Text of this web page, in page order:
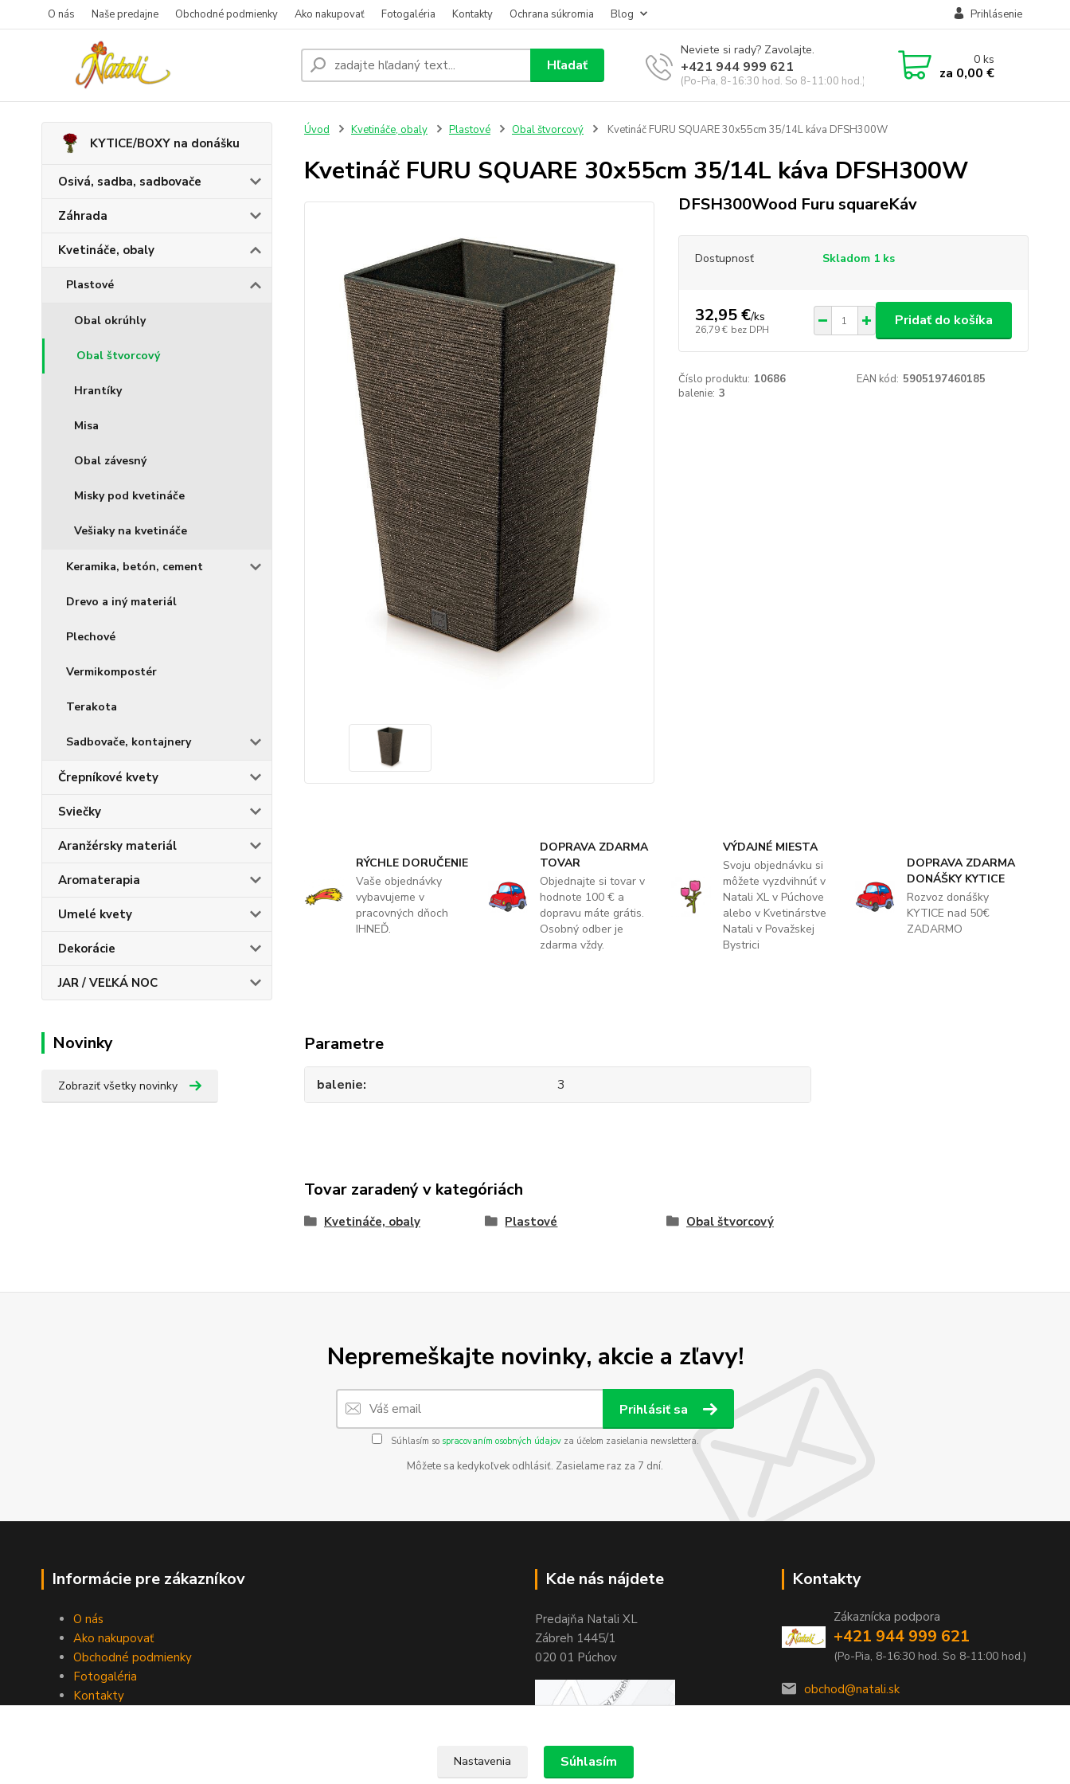
O nás Naše predajne Obchodné podmienky Ako nakupovať Fotogaléria Kontakty Ochrana súkromia Blog Prihlásenie
Hľadať
Neviete si rady? Zavolajte.
+421 944 999 621
(Po-Pia, 8-16:30 hod. So 8-11:00 hod.)
0ks
za 0,00 €
KYTICE/BOXY na donášku
Osivá, sadba, sadbovače
Záhrada
Kvetináče, obaly
Plastové
Obal okrúhly
Obal štvorcový
Hrantíky
Misa
Obal závesný
Misky pod kvetináče
Vešiaky na kvetináče
Keramika, betón, cement
Drevo a iný materiál
Plechové
Vermikompostér
Terakota
Sadbovače, kontajnery
Črepníkové kvety
Sviečky
Aranžérsky materiál
Aromaterapia
Umelé kvety
Dekorácie
JAR / VEĽKÁ NOC
Novinky
Zobraziť všetky novinky
Úvod Kvetináče, obaly Plastové Obal štvorcový Kvetináč FURU SQUARE 30x55cm 35/14L káva DFSH300W
Kvetináč FURU SQUARE 30x55cm 35/14L káva DFSH300W
DFSH300Wood Furu squareKáv
Dostupnosť Skladom 1 ks
32,95 €/ks
26,79 € bez DPH
Pridať do košíka
Číslo produktu: 10686 EAN kód: 5905197460185
balenie: 3
RÝCHLE DORUČENIE
Vaše objednávky
vybavujeme v
pracovných dňoch
IHNEĎ.
DOPRAVA ZDARMA
TOVAR
Objednajte si tovar v
hodnote 100 € a
dopravu máte grátis.
Osobný odber je
zdarma vždy.
VÝDAJNÉ MIESTA
Svoju objednávku si
môžete vyzdvihnúť v
Natali XL v Púchove
alebo v Kvetinárstve
Natali v Považskej
Bystrici
DOPRAVA ZDARMA
DONÁŠKY KYTICE
Rozvoz donášky
KYTICE nad 50€
ZADARMO
Parametre
balenie 3
Tovar zaradený v kategóriách
Kvetináče, obaly Plastové Obal štvorcový
Nepremeškajte novinky, akcie a zľavy!
Prihlásiť sa
Súhlasím so spracovaním osobných údajovza účelom zasielania newslettera.
Môžete sa kedykoľvek odhlásiť. Zasielame raz za 7 dní.
Informácie pre zákazníkov
O nás
Ako nakupovať
Obchodné podmienky
Fotogaléria
Kontakty
Kde nás nájdete
Predajňa Natali XL
Zábreh 1445/1
020 01 Púchov
Kontakty
Zákaznícka podpora
+421 944 999 621
(Po-Pia, 8-16:30 hod. So 8-11:00 hod.)
obchod@natali.sk
Nastavenia Súhlasím